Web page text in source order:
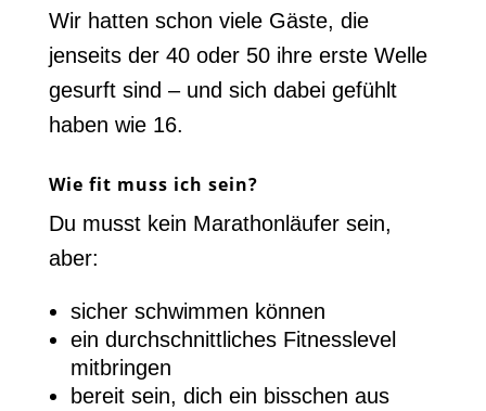
Wir hatten schon viele Gäste, die
jenseits der 40 oder 50 ihre erste Welle
gesurft sind – und sich dabei gefühlt
haben wie 16.
Wie fit muss ich sein?
Du musst kein Marathonläufer sein,
aber:
sicher schwimmen können
ein durchschnittliches Fitnesslevel
mitbringen
bereit sein, dich ein bisschen aus